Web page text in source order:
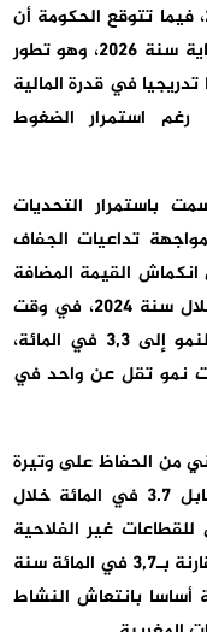
سنة 2023 إلى 67,7 في المائة سنة 2024، فيما تتوقع الحكومة أن
تنخفض إلى ما دون 66 في المائة مع نهاية سنة 2026، وهو تطور
في قدرة المالية
رغم استمرار الضغوط
باستمرار التحديات
تداعيات الجفاف
القيمة المضافة
للقطاع الفلاحي بنسبة 4,8 في المائة خلال سنة 2024، في وقت
عرف فيه الاقتصاد العالمي تباطؤا في النمو إلى 3,3 في المائة،
نمو تقل عن واحد في
من الحفاظ على وتيرة
نمو بلغت 3,8 في المائة سنة 2024، مقابل 3.7 في المائة خلال
للقطاعات غير الفلاحية
التي حققت نموا بنسبة 4.5 في المائة، مقارنة بـ3,7 في المائة سنة
سنة 2022، مدفوعة أساسا بانتعاش النشاط